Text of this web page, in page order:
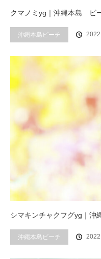
クマノミyg｜沖縄本島 ビ
沖縄本島ビーチ
シマキンチャクフグyg｜
沖縄本島ビーチ